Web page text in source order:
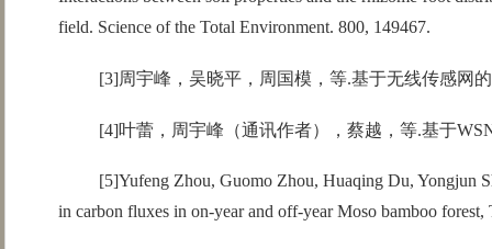
field. Science of the Total Environment. 800, 149467.
[3]周宇峰，吴晓平，周国模，等.基于无线传感网
[4]叶蕾，周宇峰（通讯作者），蔡越，等.基于
[5]Yufeng Zhou, Guomo Zhou, Huaqing Du, Yongjun
in carbon fluxes in on-year and off-year Moso bamboo forest,